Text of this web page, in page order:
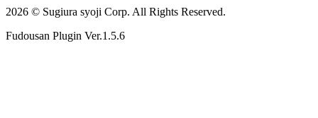
2026 © Sugiura syoji Corp. All Rights Reserved.
Fudousan Plugin Ver.1.5.6